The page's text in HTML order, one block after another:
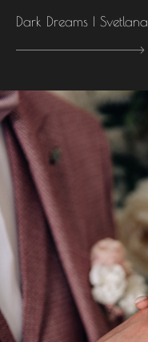
Dark Dreams | Svetlana